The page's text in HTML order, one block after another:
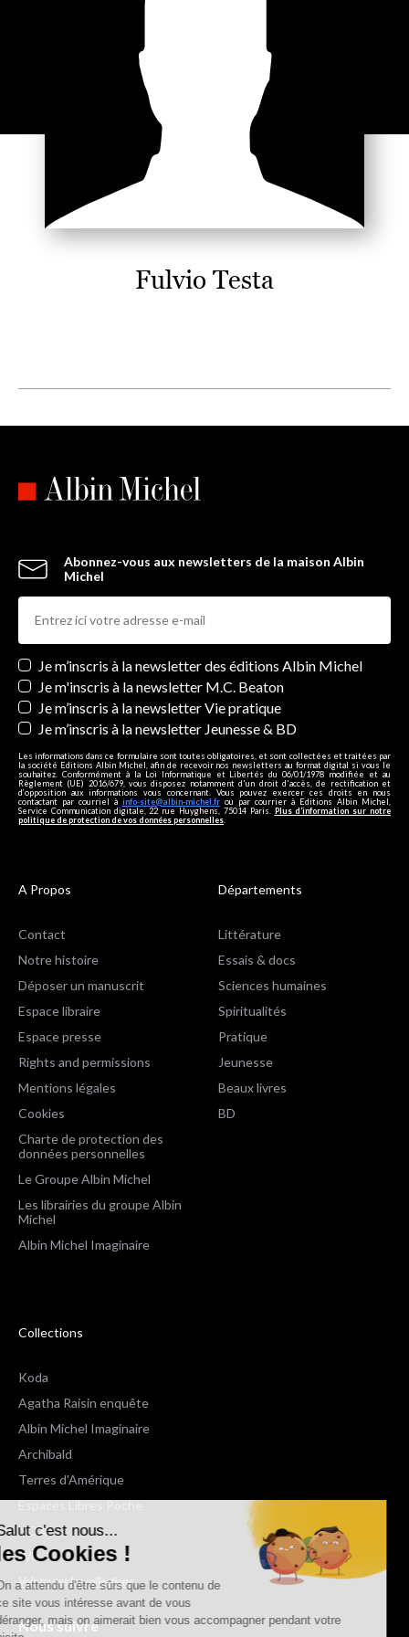
Salut c'est nous...
les Cookies !
On a attendu d'être sûrs que le contenu de
ce site vous intéresse avant de vous
déranger, mais on aimerait bien vous accompagner pendant votre
Fulvio Testa
Abonnez-vous aux newsletters de la maison Albin
Michel
Newsletters
Je m’inscris à la newsletter des éditions Albin Michel
Je m'inscris à la newsletter M.C. Beaton
Je m’inscris à la newsletter Vie pratique
Je m’inscris à la newsletter Jeunesse & BD
Les informations dans ce formulaire sont toutes obligatoires, et sont collectées et traitées par
la société Editions Albin Michel, afin de recevoir nos newsletters au format digital si vous le
souhaitez. Conformément à la Loi Informatique et Libertés du 06/01/1978 modifiée et au
Règlement (UE) 2016/679, vous disposez notamment d'un droit d'accès, de rectification et
d’opposition aux informations vous concernant. Vous pouvez exercer ces droits en nous
contactant par courriel à info-site@albin-michel.fr ou par courrier à Editions Albin Michel,
Service Communication digitale, 22 rue Huyghens, 75014 Paris. Plus d’information sur notre
politique de protection de vos données personnelles
A Propos
Contact
Notre histoire
Déposer un manuscrit
Espace libraire
Espace presse
Rights and permissions
Mentions légales
Cookies
Charte de protection des
données personnelles
Le Groupe Albin Michel
Les librairies du groupe Albin
Michel
Albin Michel Imaginaire
Départements
Littérature
Essais & docs
Sciences humaines
Spiritualités
Pratique
Jeunesse
Beaux livres
BD
Collections
Koda
Agatha Raisin enquête
Albin Michel Imaginaire
Archibald
Terres d'Amérique
Espaces Libres Poche
NOX
Wiz
Voir toutes les collections
Nous suivre